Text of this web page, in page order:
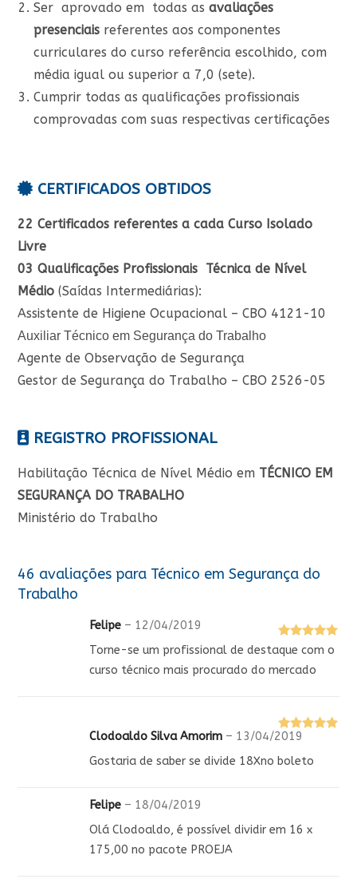
Ser aprovado em todas asavaliações
presenciais referentes aos componentes
curriculares do curso referência escolhido, com
média igual ou superior a 7,0 (sete).
Cumprir todas as qualificações profissionais
comprovadas com suas respectivas certificações
CERTIFICADOS OBTIDOS
22 Certificados referentes a cada Curso Isolado
Livre
03 Qualificações Profissionais Técnica de Nível
Médio (Saídas Intermediárias):
Assistente de Higiene Ocupacional – CBO 4121-10
Auxiliar Técnico em Segurança do Trabalho
Agente de Observação de Segurança
Gestor de Segurança do Trabalho – CBO 2526-05
REGISTRO PROFISSIONAL
Habilitação Técnica de Nível Médio em TÉCNICO EM
SEGURANÇA DO TRABALHO
Ministério do Trabalho
46 avaliações para Técnico em Segurança do
Trabalho
Avaliação 5
de 5
Felipe – 12/04/2019
Torne-se um profissional de destaque com o
curso técnico mais procurado do mercado
Avaliação
de 5
Clodoaldo Silva Amorim – 13/04/2019
Gostaria de saber se divide 18Xno boleto
Felipe – 18/04/2019
Olá Clodoaldo, é possível dividir em 16 x
175,00 no pacote PROEJA